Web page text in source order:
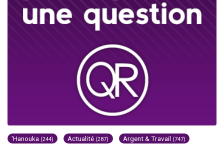
'Hanouka (244) Actualité (287) Argent & Travail (747)